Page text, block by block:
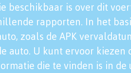
beschikbaar is over dit
rapporten. In het
zoals de APK
auto. U kunt ervoor
die te vinden is in